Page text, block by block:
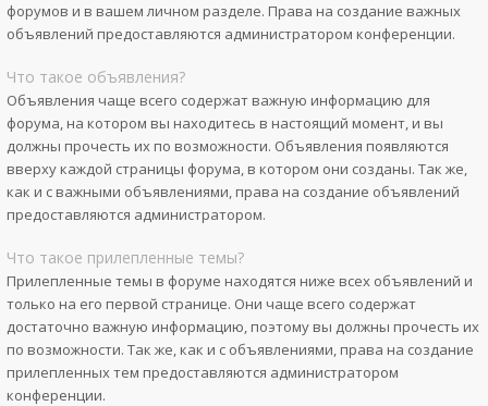
форумов и в вашем личном разделе. Права на создание важных
объявлений предоставляются администратором конференции.
Что такое объявления?
Объявления чаще всего содержат важную информацию для
форума, на котором вы находитесь в настоящий момент, и вы
должны прочесть их по возможности. Объявления появляются
вверху каждой страницы форума, в котором они созданы. Так же,
как и с важными объявлениями, права на создание объявлений
предоставляются администратором.
Что такое прилепленные темы?
Прилепленные темы в форуме находятся ниже всех объявлений и
только на его первой странице. Они чаще всего содержат
достаточно важную информацию, поэтому вы должны прочесть их
по возможности. Так же, как и с объявлениями, права на создание
прилепленных тем предоставляются администратором
конференции.